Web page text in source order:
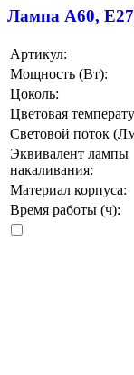
Лампа A60,
Артикул:
Мощность (Вт):
Цоколь:
Цветовая
Световой поток
Эквивалент лампы
накаливания:
Материал корпуса:
Время работы (ч):